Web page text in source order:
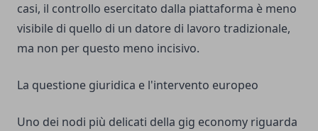
casi, il controllo esercitato dalla piattaforma è meno
visibile di quello di un datore di lavoro tradizionale,
ma non per questo meno incisivo.
La questione giuridica e l'intervento europeo
Uno dei nodi più delicati della gig economy riguarda